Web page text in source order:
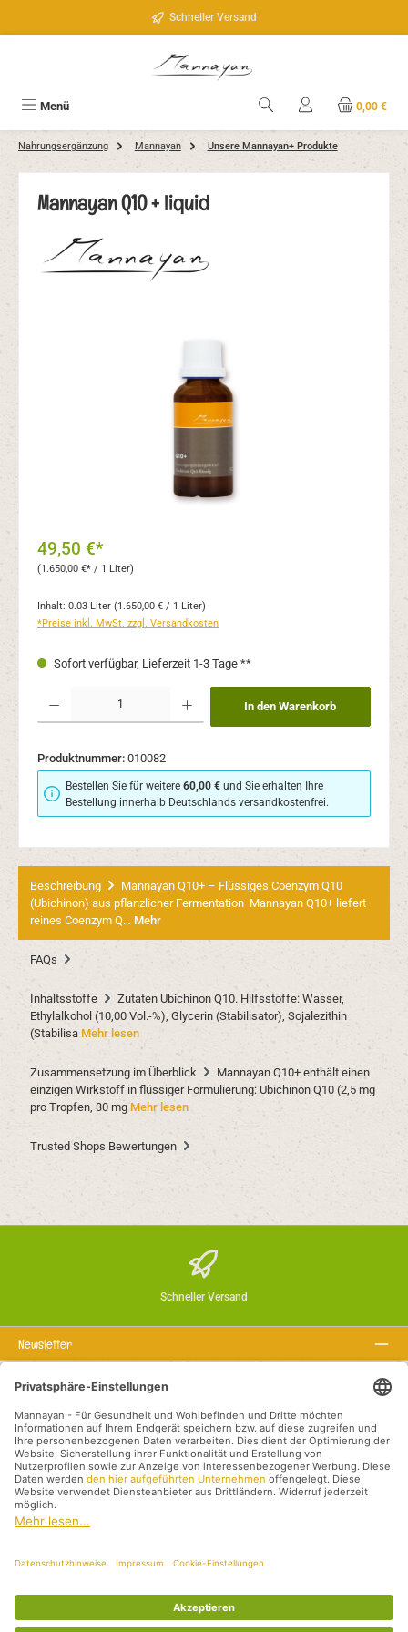
Schneller Versand
Menü 0,00 €
Nahrungsergänzung Mannayan Unsere Mannayan+ Produkte
Mannayan Q10 + liquid
49,50 €*
(1.650,00 €* / 1 Liter)
Inhalt: 0.03 Liter (1.650,00 € / 1 Liter)
*Preise inkl. MwSt. zzgl. Versandkosten
Sofort verfügbar, Lieferzeit 1-3 Tage **
Produkt Anzahl: Gib den gewünschten Wert ein oder benutze die Schaltflächen
In den Warenkorb
Produktnummer: 010082
Bestellen Sie für weitere60,00 € und Sie erhalten Ihre
Bestellung innerhalb Deutschlands versandkostenfrei.
Beschreibung
Mannayan Q10+ – Flüssiges Coenzym Q10
(Ubichinon) aus pflanzlicher Fermentation Mannayan Q10+ liefert
reines Coenzym Q… Mehr
FAQs
Inhaltsstoffe
Zutaten Ubichinon Q10. Hilfsstoffe: Wasser,
Ethylalkohol (10,00 Vol.-%), Glycerin (Stabilisator), Sojalezithin
(Stabilisa Mehr lesen
Zusammensetzung im Überblick
Mannayan Q10+ enthält einen
einzigen Wirkstoff in flüssiger Formulierung: Ubichinon Q10 (2,5 mg
pro Tropfen, 30 mg Mehr lesen
Trusted Shops Bewertungen
Schneller Versand
Newsletter
Rechtstexte
Service-Hotline
Empfohlene Links
Zahlungsarten
Alle Preise inkl. gesetzl. Mehrwertsteuer zzgl.